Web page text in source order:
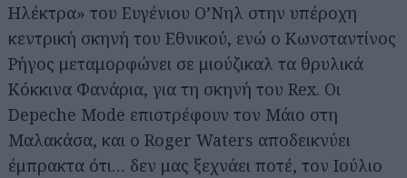
Ηλέκτρα» του Ευγένιου Ο’Νηλ στην υπέροχη
κεντρική σκηνή του Εθνικού, ενώ ο Κωνσταντίνος
Ρήγος μεταμορφώνει σε μιούζικαλ τα θρυλικά
Κόκκινα Φανάρια, για τη σκηνή του Rex. Οι
Depeche Mode επιστρέφουν τον Μάιο στη
Μαλακάσα, και ο Roger Waters αποδεικνύει
έμπρακτα ότι… δεν μας ξεχνάει ποτέ, τον Ιούλιο